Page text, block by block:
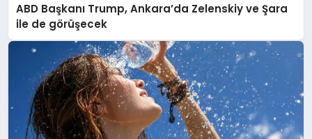
ABD Başkanı Trump, Ankara’da Zelenskiy ve Şara
ile de görüşecek